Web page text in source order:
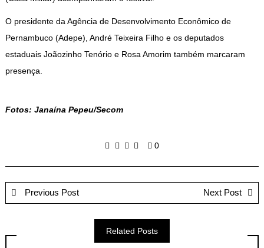
O presidente da Agência de Desenvolvimento Econômico de
Pernambuco (Adepe), André Teixeira Filho e os deputados
estaduais Joãozinho Tenório e Rosa Amorim também marcaram
presença.
Fotos: Janaína Pepeu/Secom
0
Previous Post Next Post
Related Posts